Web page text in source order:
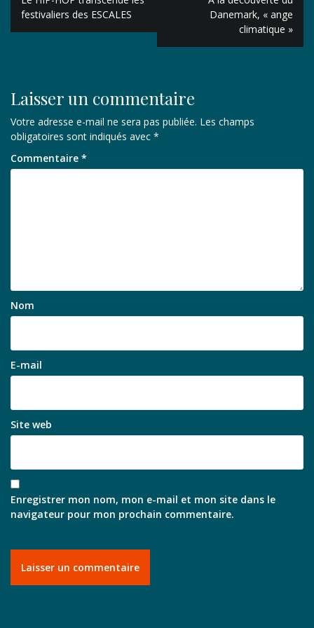
de
l’article
festivaliers des ESCALES
Danemark, « ange
climatique »
Laisser un commentaire
Votre adresse e-mail ne sera pas publiée. Les champs
obligatoires sont indiqués avec *
Commentaire *
Nom
E-mail
Site web
Enregistrer mon nom, mon e-mail et mon site dans le
navigateur pour mon prochain commentaire.